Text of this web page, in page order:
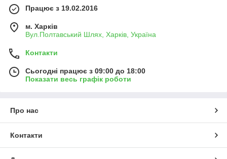
Працює з 19.02.2016
м. Харків
Вул.Полтавський Шлях, Харків, Україна
Контакти
Сьогодні працює з 09:00 до 18:00
Показати весь графік роботи
Про нас
Контакти